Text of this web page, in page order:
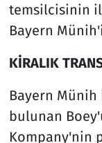
temsilcisinin
Bayern
KİRALIK
Bayern Münih
bulunan
Kompany'nin
Spor